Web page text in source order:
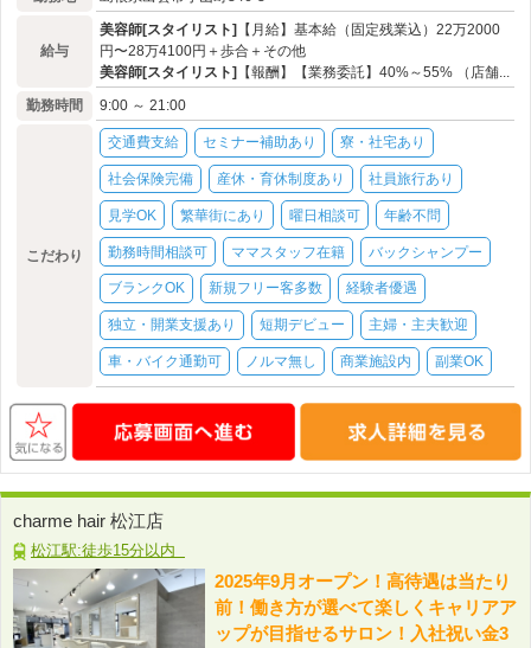
給与
美容師[スタイリスト] 【月給】基本給（固定残業込）22万2000
円〜28万4100円＋歩合＋その他
美容師[スタイリスト] 【報酬】【業務委託】40%～55% （店舗...
勤務時間
9:00 ～ 21:00
こだわり
交通費支給 セミナー補助あり 寮・社宅あり
社会保険完備 産休・育休制度あり 社員旅行あり
見学OK 繁華街にあり 曜日相談可 年齢不問
勤務時間相談可 ママスタッフ在籍 バックシャンプー
ブランクOK 新規フリー客多数 経験者優遇
独立・開業支援あり 短期デビュー 主婦・主夫歓迎
車・バイク通勤可 ノルマ無し 商業施設内 副業OK
charme hair 松江店
松江駅:徒歩15分以内
2025年9月オープン！高待遇は当たり
前！働き方が選べて楽しくキャリアア
ップが目指せるサロン！入社祝い金3